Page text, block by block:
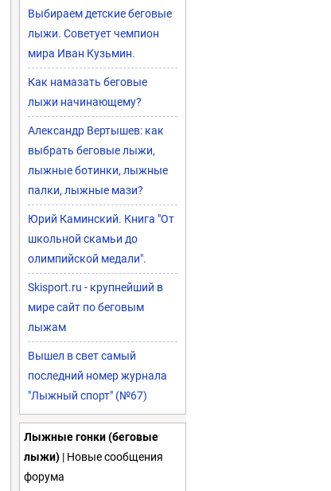
Выбираем детские беговые
лыжи. Советует чемпион
мира Иван Кузьмин.
Как намазать беговые
лыжи начинающему?
Александр Вертышев: как
выбрать беговые лыжи,
лыжные ботинки, лыжные
палки, лыжные мази?
Юрий Каминский. Книга "От
школьной скамьи до
олимпийской медали".
Skisport.ru - крупнейший в
мире сайт по беговым
лыжам
Вышел в свет самый
последний номер журнала
"Лыжный спорт" (№67)
Лыжные гонки (беговые
лыжи) | Новые сообщения
форума